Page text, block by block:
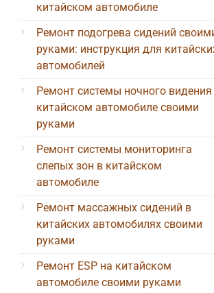
китайском автомобиле
Ремонт подогрева сидений
руками: инструкция для
автомобилей
Ремонт системы ночного видения
китайском автомобиле своими
руками
Ремонт системы мониторинга
слепых зон в китайском
автомобиле
Ремонт массажных сидений в
китайских автомобилях своими
руками
Ремонт ESP на китайском
автомобиле своими руками